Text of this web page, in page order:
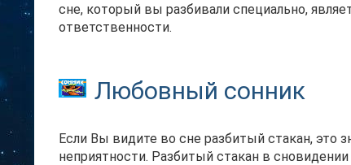
сне, который вы разбивали специально,
ответственности.
Любовный сонник
Если Вы видите во сне разбитый стакан,
неприятности. Разбитый стакан в